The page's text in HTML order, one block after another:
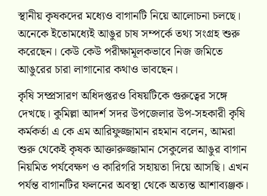
স্থানীয় কৃষকদের মধ্যেও বাগানটি নিয়ে আলোচনা চলছে।
অনেকে ইতোমধ্যেই আঙুর চাষ সম্পর্কে তথ্য সংগ্রহ শুরু
করেছেন। কেউ কেউ পরীক্ষামূলকভাবে নিজ জমিতে
আঙুরের চারা লাগানোর কথাও ভাবছেন।
কৃষি সম্প্রসারণ অধিদপ্তরও বিষয়টিকে গুরুত্বের সঙ্গে
দেখছে। কুমিল্লা আদর্শ সদর উপজেলার উপ-সহকারী কৃষি
কর্মকর্তা এ কে এম আরিফুজ্জামান রহমান বলেন, আমরা
শুরু থেকেই কৃষক আক্তারুজ্জামান সেকুলের আঙুর বাগান
নিয়মিত পর্যবেক্ষণ ও কারিগরি সহায়তা দিয়ে আসছি। এখন
পর্যন্ত বাগানটির ফলনের অবস্থা থেকে অত্যন্ত আশাব্যঞ্জক।